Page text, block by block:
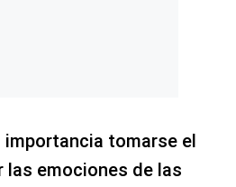
importancia tomarse el
las emociones de las